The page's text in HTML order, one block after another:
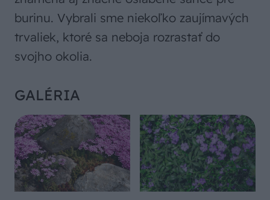
burinu. Vybrali sme niekoľko zaujímavých
trvaliek, ktoré sa neboja rozrastať do
svojho okolia.
GALÉRIA